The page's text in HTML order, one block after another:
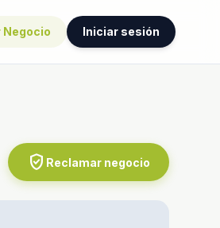
Negocio Iniciar sesión
verified_user Reclamar negocio